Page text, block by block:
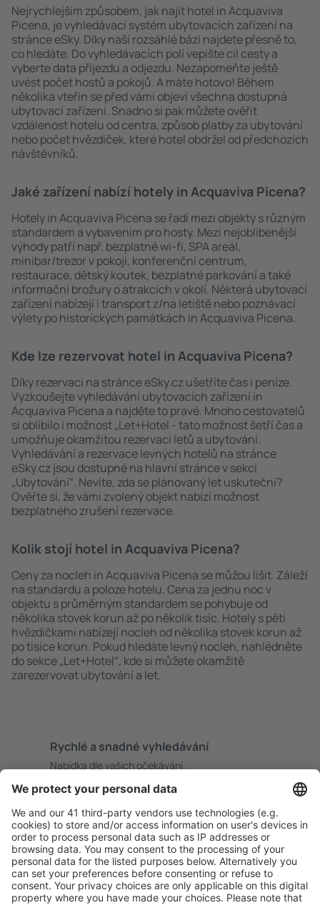
Nejrychlejším způsobem, jak najít hotel in Acquaviva
Picena, je vyhledávací systém ubytovacích zařízení na
stránce eSky. Díky naší rozsáhlé bázi najdete přesně to,
co hledáte. Do vyhledávacích polí vepište cíl cesty a
vyberte data příjezdu a odjezdu. Nezapomeňte ještě
uvést počet hostů a pokojů. A máte hotovo! Během
několika vteřin se před vámi objeví všechna dostupná
ubytovací zařízení. Snadno si pak můžete ověřit
vzdálenost hotelu od centra, způsob platby za ubytování
nebo počet hvězdiček, které hotel obdržel od předchozích
návštěvníků.
Jaké zařízení nabízí hotely in Acquaviva Picena?
Hotely in Acquaviva Picena se řadí mezi objekty s různým
standardem a vybavením pro hosty. Mezi nejoblíbenější
výhody patří např. bezplatné wi-fi, SPA areál,
minibar/trezor v pokoji, konferenční centrum,
restaurace, dětský koutek, bezplatné parkování a také
informační brožury o atrakcích v okolí. Některá ubytovací
zařízení nabízejí i transport z/na letiště nebo poznávací
výlety po historických památkách in Acquaviva Picena.
Kde lze rezervovat hotel in Acquaviva Picena?
Díky rezervaci na stránce eSky.cz ušetříte čas i peníze.
Vyzkoušejte vyhledávání ubytovacích zařízení in
Acquaviva Picena a najděte to pravé. Mnoho cestovatelů
si oblíbilo i možnost „Let+Hotel - tato možnost šetří čas a
umožňuje okamžitou rezervaci letů a ubytování.
Vyhledávání a rezervace levných hotelů na stránce
eSky.cz jsou dostupné na hlavní stránce v sekci
„Ubytování“. Nevíte, zda se plánovaný let uskuteční?
Ověřte si, že vámi zvolený objekt nabízí možnost
bezplatného zrušení rezervace.
Kolik stojí hotel in Acquaviva Picena?
Ceny za nocleh in Acquaviva Picena se můžou lišit. Záleží
na standardu a poloze hotelu. Cena za jednu noc v
objektu s průměrným standardem se pohybuje od
několika stovek korun až po několik tisíc. Hotely s pěti
hvězdičkami nabízejí nocleh od několika stovek korun až
po tisíce korun. Pokud hledáte levný nocleh, nahlédněte
do sekce „Let+Hotel“, kde si můžete okamžitě
zarezervovat ubytování a let.
Rychlé a snadné vyhledávání
Nabídka dle vašich očekávání.
Pečlivé plánování
Bezproblémová rezervace s možností bezplatného
zrušení.
S námi ušetříte
Atraktivní ceny a speciální nabídky pro přihlášené